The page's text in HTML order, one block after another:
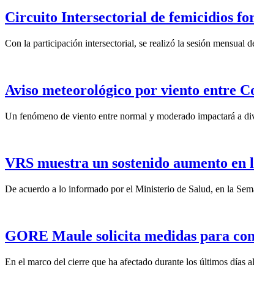
Circuito Intersectorial de femicidios
Con la participación intersectorial, se realizó la sesión
Aviso meteorológico por viento entre
Un fenómeno de viento entre normal y moderado impactará a
VRS muestra un sostenido aumento en
De acuerdo a lo informado por el Ministerio de Salud, en la
GORE Maule solicita medidas para
En el marco del cierre que ha afectado durante los últimos días